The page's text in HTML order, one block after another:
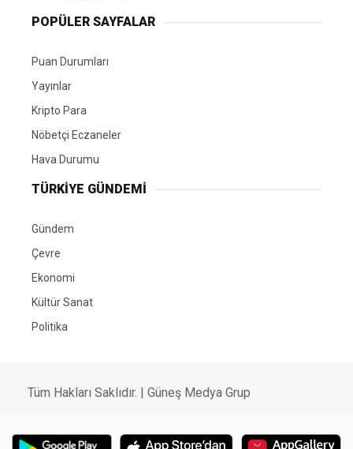
POPÜLER SAYFALAR
Puan Durumları
Yayınlar
Kripto Para
Nöbetçi Eczaneler
Hava Durumu
TÜRKIYE GÜNDEMI
Gündem
Çevre
Ekonomi
Kültür Sanat
Politika
Tüm Hakları Saklıdır. | Güneş Medya Grup